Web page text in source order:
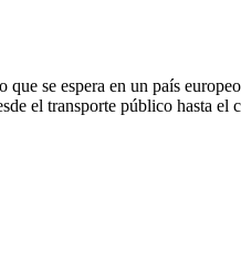
se espera en un país
el transporte público hasta